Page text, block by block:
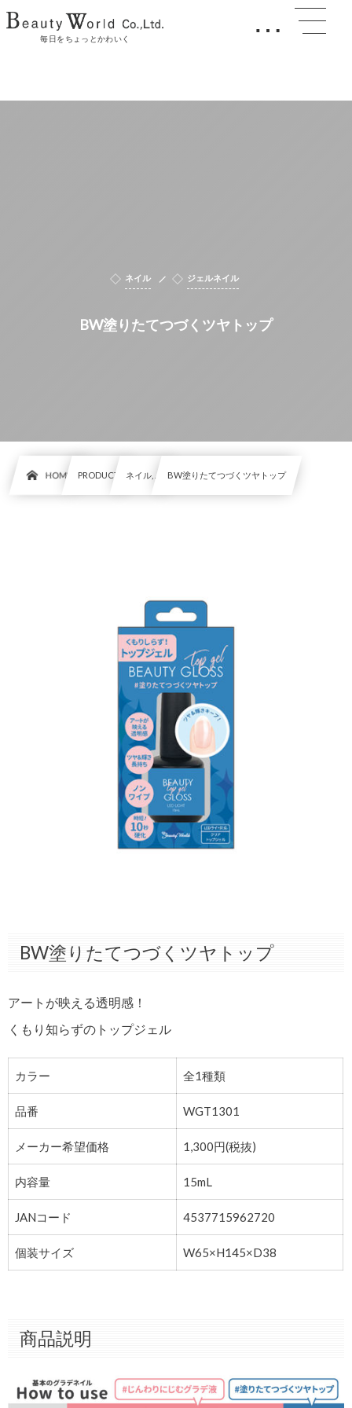
毎日をちょっとかわいく …
ネイル ジェルネイル
BW塗りたてつづくツヤトップ
HOME PRODUCT ネイル, … BW塗りたてつづくツヤトップ
BW塗りたてつづくツヤトップ
アートが映える透明感！
くもり知らずのトップジェル
カラー 全1種類
品番 WGT1301
メーカー希望価格 1,300円(税抜)
内容量 15mL
JANコード 4537715962720
個装サイズ W65×H145×D38
商品説明